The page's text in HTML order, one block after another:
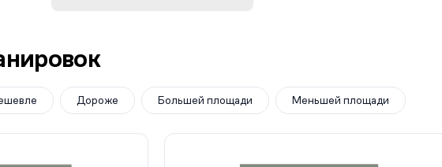
Дороже Большей площади Меньшей площади